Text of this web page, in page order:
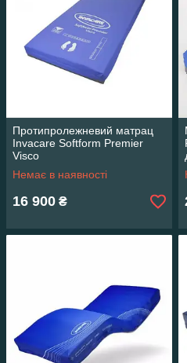
Протипролежневий матрац
Invacare Softform Premier
Visco
Немає в наявності
16 900 ₴